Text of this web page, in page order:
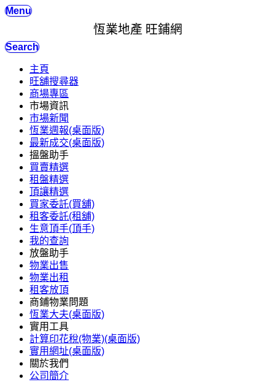
Menu
恆業地產 旺鋪網
Search
主頁
旺舖搜尋器
商場專區
市場資訊
市場新聞
恆業週報(桌面版)
最新成交(桌面版)
搵盤助手
買賣精選
租盤精選
頂讓精選
買家委託(買舖)
租客委託(租舖)
生意頂手(頂手)
我的查詢
放盤助手
物業出售
物業出租
租客放頂
商鋪物業問題
恆業大夫(桌面版)
實用工具
計算印花稅(物業)(桌面版)
實用網址(桌面版)
關於我們
公司簡介